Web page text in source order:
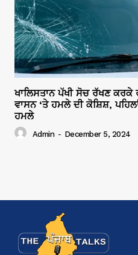
ਖਾਲਿਸਤਾਨ ਪੱਖੀ ਸੋਚ ਰੱਖਣ ਕਰਕੇ
ਵਾਸਨ ‘ਤੇ ਹਮਲੇ ਦੀ ਕੋਸ਼ਿਸ਼,
ਹਮਲੇ
Admin - December 5, 2024